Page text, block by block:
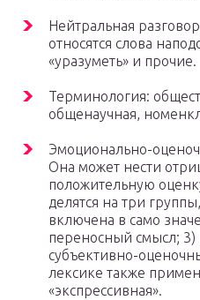
Нейтральная
относятся слова
«уразуметь» и прочие.
Терминология:
общенаучная,
Эмоционально-
Она может нести
положительную
делятся на три
включена в само
переносный смысл; 3)
субъективно-
лексике также
«экспрессивная».